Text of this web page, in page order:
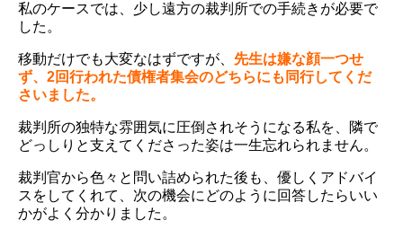
私のケースでは、少し遠方の裁判所での手続きが必要で
した。
移動だけでも大変なはずですが、 先生は嫌な顔一つせ
ず、2回行われた債権者集会のどちらにも同行してくだ
さいました。
裁判所の独特な雰囲気に圧倒されそうになる私を、隣で
どっしりと支えてくださった姿は一生忘れられません。
裁判官から色々と問い詰められた後も、優しくアドバイ
スをしてくれて、次の機会にどのように回答したらいい
かがよく分かりました。